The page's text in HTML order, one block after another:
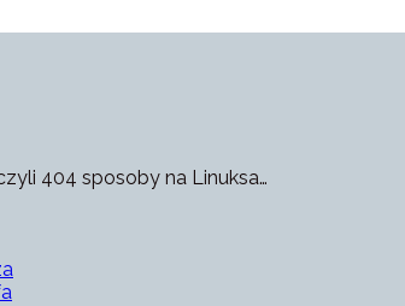
404 sposoby na Linuksa…